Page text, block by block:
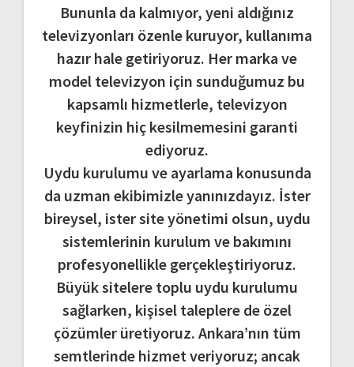
Bununla da kalmıyor, yeni aldığınız
televizyonları özenle kuruyor, kullanıma
hazır hale getiriyoruz. Her marka ve
model televizyon için sunduğumuz bu
kapsamlı hizmetlerle, televizyon
keyfinizin hiç kesilmemesini garanti
ediyoruz.
Uydu kurulumu ve ayarlama konusunda
da uzman ekibimizle yanınızdayız. İster
bireysel, ister site yönetimi olsun, uydu
sistemlerinin kurulum ve bakımını
profesyonellikle gerçekleştiriyoruz.
Büyük sitelere toplu uydu kurulumu
sağlarken, kişisel taleplere de özel
çözümler üretiyoruz. Ankara’nın tüm
semtlerinde hizmet veriyoruz; ancak